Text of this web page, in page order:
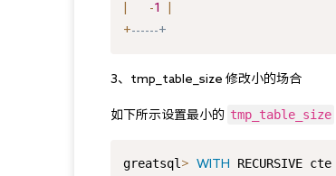
-1
+------+
3、tmp_table_size 修改小的场合
如下所示设置最小的 tmp_table_size
greatsql > WITH RECURSIVE cte